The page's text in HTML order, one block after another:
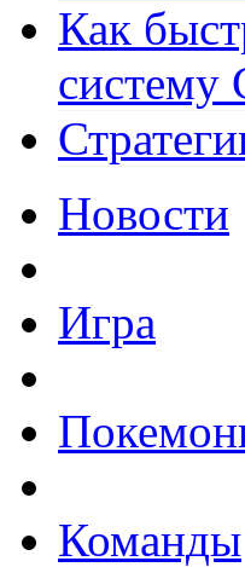
Как
систему
Новости
Игра
Команды